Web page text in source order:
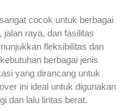
cocok untuk berbagai
raya, dan fasilitas
fleksibilitas dan
berbagai jenis
yang dirancang untuk
ini ideal untuk digunakan
dan lalu lintas berat.